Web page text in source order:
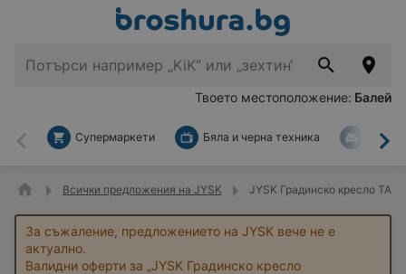
Твоето местоположение: Балей
Назад
Супермаркети Бяла и черна техника За
Всички предложения на JYSK JYSK Градинско кресло
За съжаление, предложението на JYSK вече не е
актуално.
Валидни оферти за „JYSK Градинско кресло